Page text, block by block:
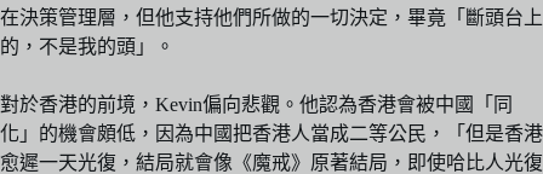
在決策管理層，但他支持他們所做的一切決定，畢竟「斷頭台上
的，不是我的頭」。
對於香港的前境，Kevin偏向悲觀。他認為香港會被中國「同
化」的機會頗低，因為中國把香港人當成二等公民，「但是香港
愈遲一天光復，結局就會像《魔戒》原著結局，即使哈比人光復